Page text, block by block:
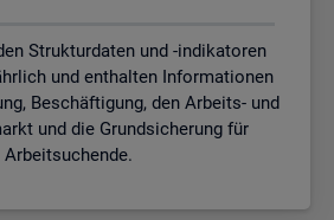
Strukturdaten und -indikatoren
und enthalten Informationen
Beschäftigung, den Arbeits- und
und die Grundsicherung für
Arbeitsuchende.